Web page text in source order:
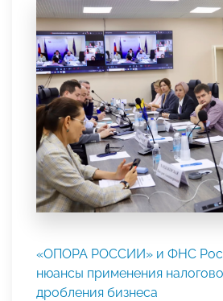
«ОПОРА РОССИИ» и ФНС
нюансы применения
дробления бизнеса